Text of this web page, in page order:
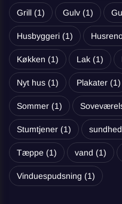
Grill (1) Gulv (1)
Husbyggeri (1)
Køkken (1) Lak (1)
Nyt hus (1) Plakater (1)
Sommer (1)
Stumtjener (1) sundhed
Tæppe (1) vand (1)
Vinduespudsning (1)